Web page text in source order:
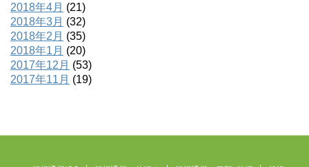
2018年4月 (21)
2018年3月 (32)
2018年2月 (35)
2018年1月 (20)
2017年12月 (53)
2017年11月 (19)